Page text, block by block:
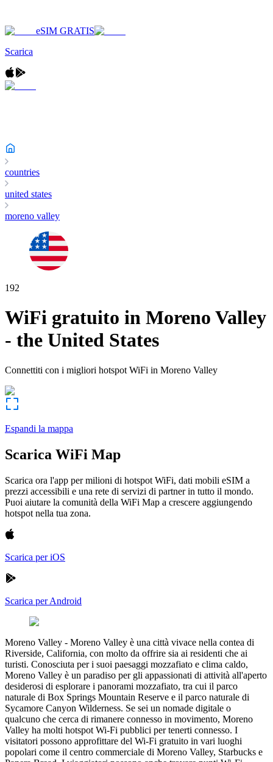
eSIM GRATIS
Scarica
countries
united states
moreno valley
192
WiFi gratuito in Moreno Valley
- the United States
Connettiti con i migliori hotspot WiFi in Moreno Valley
Espandi la mappa
Scarica WiFi Map
Scarica ora l'app per milioni di hotspot WiFi, dati mobili eSIM a
prezzi accessibili e una rete di servizi di partner in tutto il mondo.
Puoi aiutare la comunità della WiFi Map a crescere aggiungendo
hotspot nella tua zona.
Scarica per iOS
Scarica per Android
Moreno Valley - Moreno Valley è una città vivace nella contea di
Riverside, California, con molto da offrire sia ai residenti che ai
turisti. Conosciuta per i suoi paesaggi mozzafiato e clima caldo,
Moreno Valley è un paradiso per gli appassionati di attività all'aperto
desiderosi di esplorare i panorami mozzafiato, tra cui il parco
naturale di Box Springs Mountain Reserve e il parco naturale di
Sycamore Canyon Wilderness. Se sei un nomade digitale o
qualcuno che cerca di rimanere connesso in movimento, Moreno
Valley ha molti hotspot Wi-Fi pubblici per tenerti connesso. I
visitatori possono approfittare del Wi-Fi gratuito in vari luoghi
popolari come il centro commerciale di Moreno Valley, Starbucks e